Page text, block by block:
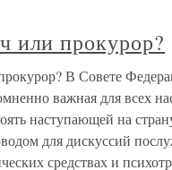
или прокурор?
В Совете
важная для всех
наступающей на
для дискуссий
средствах и